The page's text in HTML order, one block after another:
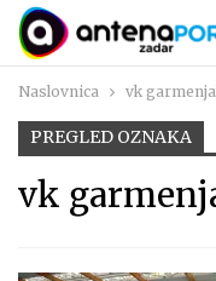
Naslovnica vk
PREGLED OZNAKA
vk